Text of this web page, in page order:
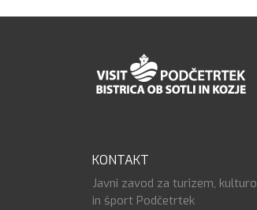
KONTAKT
Javni zavod za turizem, kulturo
in šport Podčetrtek